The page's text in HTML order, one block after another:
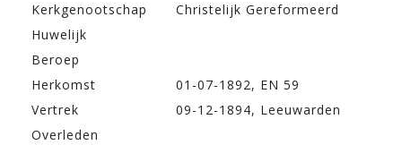
Kerkgenootschap
Christelijk Gereformeerd
Huwelijk
Beroep
Herkomst
01-07-1892, EN 59
Vertrek
09-12-1894, Leeuwarden
Overleden